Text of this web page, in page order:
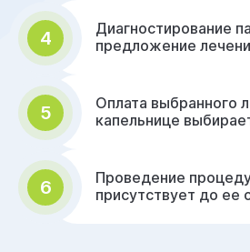
4
Диагностирование
предложение
5
Оплата выбранного
капельнице
6
Проведение
присутствует до ее